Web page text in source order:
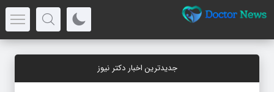
جدیدترین اخبار دکتر نیوز